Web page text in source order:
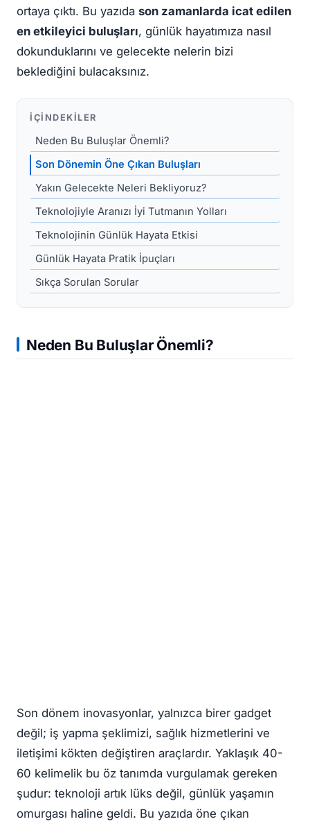
ortaya çıktı. Bu yazıda son zamanlarda icat edilen
en etkileyici buluşları, günlük hayatımıza nasıl
dokunduklarını ve gelecekte nelerin bizi
beklediğini bulacaksınız.
İÇINDEKILER
Neden Bu Buluşlar Önemli?
Son Dönemin Öne Çıkan Buluşları
Yakın Gelecekte Neleri Bekliyoruz?
Teknolojiyle Aranızı İyi Tutmanın Yolları
Teknolojinin Günlük Hayata Etkisi
Günlük Hayata Pratik İpuçları
Sıkça Sorulan Sorular
Neden Bu Buluşlar Önemli?
Son dönem inovasyonlar, yalnızca birer gadget
değil; iş yapma şeklimizi, sağlık hizmetlerini ve
iletişimi kökten değiştiren araçlardır. Yaklaşık 40-
60 kelimelik bu öz tanımda vurgulamak gereken
şudur: teknoloji artık lüks değil, günlük yaşamın
omurgası haline geldi. Bu yazıda öne çıkan